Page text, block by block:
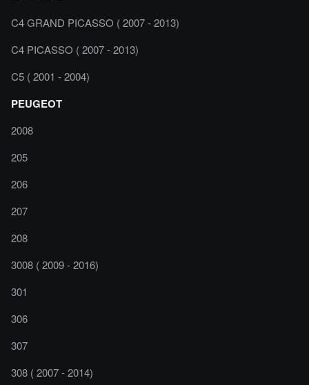
C4 GRAND PICASSO ( 2007 - 2013)
C4 PICASSO ( 2007 - 2013)
C5 ( 2001 - 2004)
PEUGEOT
2008
205
206
207
208
3008 ( 2009 - 2016)
301
306
307
308 ( 2007 - 2014)